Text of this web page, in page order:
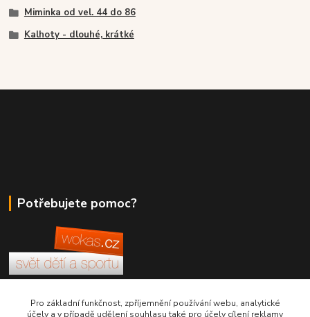
Miminka od vel. 44 do 86
Kalhoty - dlouhé, krátké
Potřebujete pomoc?
+420 380 830 198
Pro základní funkčnost, zpříjemnění používání webu, analytické
účely a v případě udělení souhlasu také pro účely cílení reklamy